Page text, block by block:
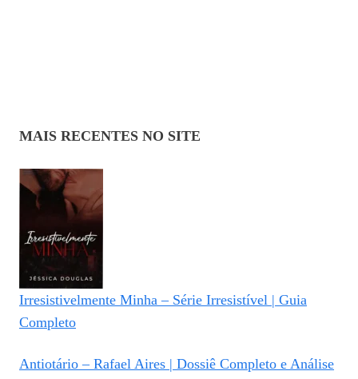
MAIS RECENTES NO SITE
Irresistivelmente Minha – Série Irresistível | Guia
Completo
Antiotário – Rafael Aires | Dossiê Completo e Análise